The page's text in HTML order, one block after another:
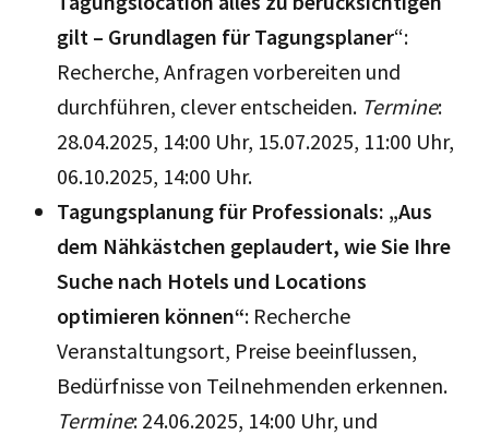
gilt – Grundlagen für Tagungsplaner“:
Recherche, Anfragen vorbereiten und
durchführen, clever entscheiden. Termine:
28.04.2025, 14:00 Uhr, 15.07.2025, 11:00 Uhr,
06.10.2025, 14:00 Uhr.
Tagungsplanung für Professionals: „Aus
dem Nähkästchen geplaudert, wie Sie Ihre
Suche nach Hotels und Locations
optimieren können“: Recherche
Veranstaltungsort, Preise beeinflussen,
Bedürfnisse von Teilnehmenden erkennen.
Termine: 24.06.2025, 14:00 Uhr, und